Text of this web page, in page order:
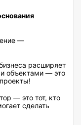
—
расширяет
объектами — это
— это тот, кто
сделать